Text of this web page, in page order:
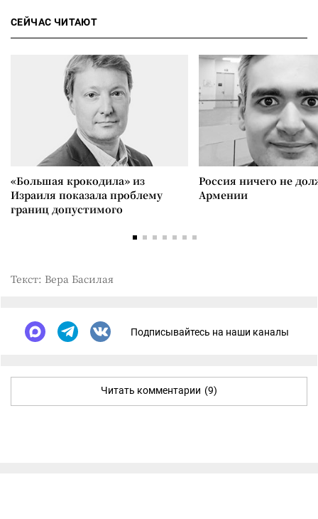
СЕЙЧАС ЧИТАЮТ
«Большая крокодила» из
Израиля показала проблему
границ допустимого
Россия ничего не
Армении
Текст: Вера Басилая
Подписывайтесь на наши каналы
Читать комментарии (9)